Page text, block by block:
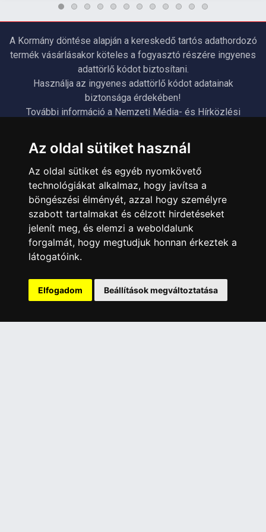
Az oldal sütiket használ
Az oldal sütiket és egyéb nyomkövető
technológiákat alkalmaz, hogy javítsa a
böngészési élményét, azzal hogy személyre
szabott tartalmakat és célzott hirdetéseket
jelenít meg, és elemzi a weboldalunk
forgalmát, hogy megtudjuk honnan érkeztek a
látogatóink.
Elfogadom Beállítások megváltoztatása
A Kormány döntése alapján a kereskedő tartós adathordozó
termék vásárlásakor köteles a fogyasztó részére ingyenes
adattörlő kódot biztosítani.
Használja az ingyenes adattörlő kódot adatainak
biztonsága érdekében!
További információ a Nemzeti Média- és Hírközlési
https://nmhh.hu/veglegestorles
ÜGYFÉLSZOLGÁLAT
Elérhetőségek
Garanciális Ügyintézés
Webszolgáltatás
Üzleteinkben az elektronikus fizetés mód kizárólag átutalással
érhető el, bankkártyás fizetésre nincs lehetőség.
INFORMÁCIÓK
Általános Szerződési Feltételek